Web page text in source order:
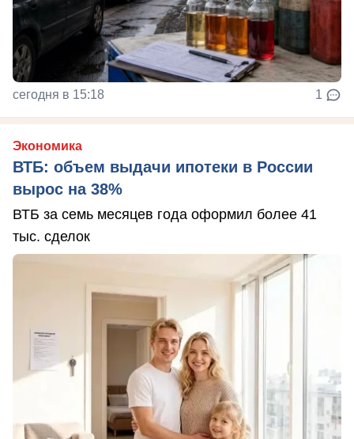
сегодня в 15:18 1
Экономика
ВТБ: объем выдачи ипотеки в России
вырос на 38%
ВТБ за семь месяцев года оформил более 41
тыс. сделок